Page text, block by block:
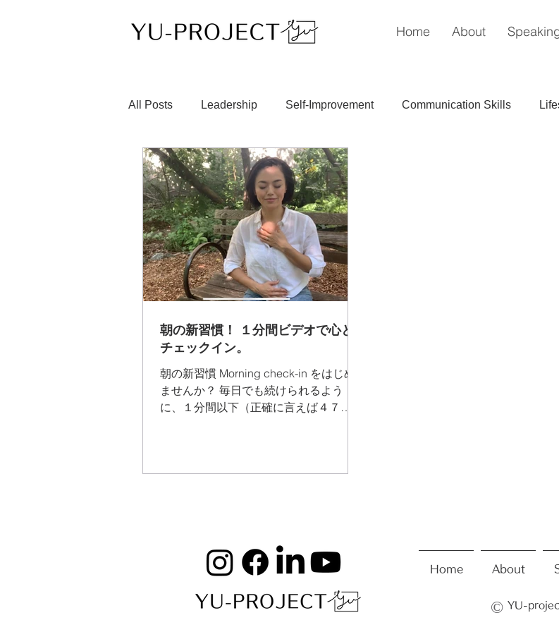
Home About
All Posts Leadership Self-Improvement Communication Skills
ブロードウェイ メディア ポジティブエナジー（プラス、肯定）
朝の新習慣！ １分間ビデオで心と
チェックイン。
朝の新習慣 Morning check-in をはじめ
ませんか？ 毎日でも続けられるよう
に、１分間以下（正確に言えば４７
Home About
©️ YU-